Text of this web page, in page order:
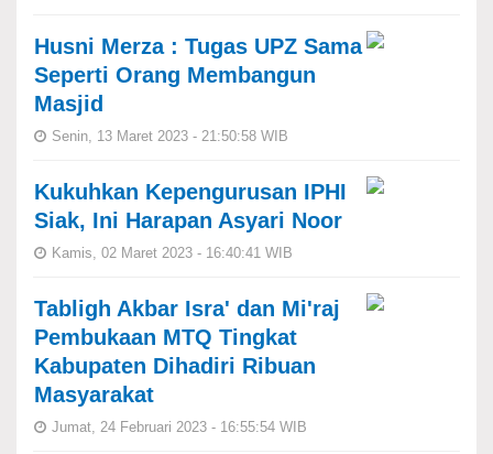
Husni Merza : Tugas UPZ Sama
Seperti Orang Membangun
Masjid
Senin, 13 Maret 2023 - 21:50:58 WIB
Kukuhkan Kepengurusan IPHI
Siak, Ini Harapan Asyari Noor
Kamis, 02 Maret 2023 - 16:40:41 WIB
Tabligh Akbar Isra' dan Mi'raj
Pembukaan MTQ Tingkat
Kabupaten Dihadiri Ribuan
Masyarakat
Jumat, 24 Februari 2023 - 16:55:54 WIB